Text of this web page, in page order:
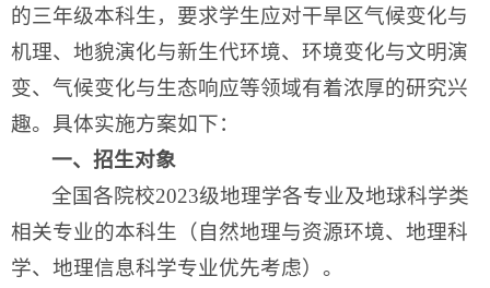
的三年级本科生，要求学生应对干旱区气候变化与
机理、地貌演化与新生代环境、环境变化与文明演
变、气候变化与生态响应等领域有着浓厚的研究兴
趣。具体实施方案如下：
一、招生对象
全国各院校2023级地理学各专业及地球科学类
相关专业的本科生（自然地理与资源环境、地理科
学、地理信息科学专业优先考虑）。